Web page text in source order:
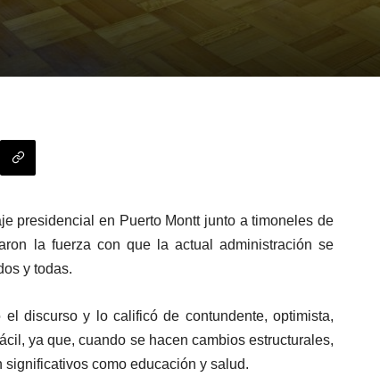
presidencial en Puerto Montt junto a timoneles de
la fuerza con que la actual administración se
y todas.
el discurso y lo calificó de contundente, optimista,
ya que, cuando se hacen cambios estructurales,
significativos como educación y salud.